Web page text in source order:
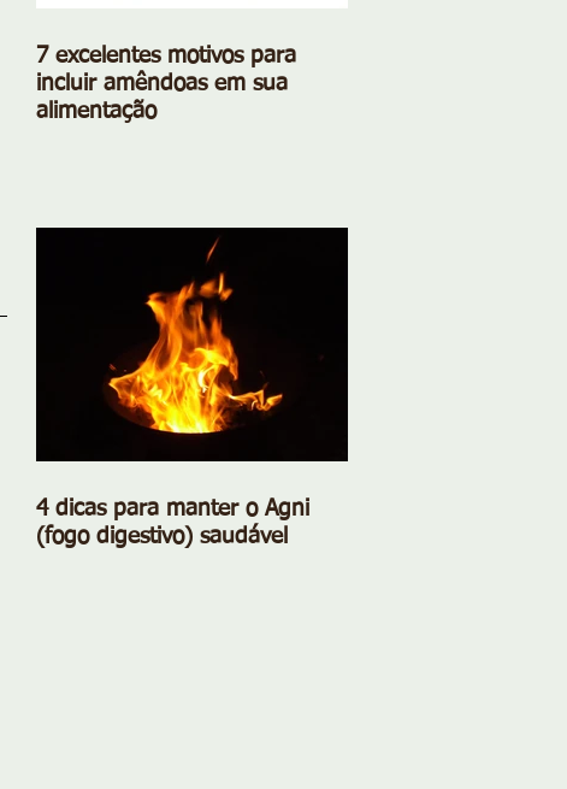
7 excelentes motivos para
incluir amêndoas em sua
alimentação
4 dicas para manter o Agni
(fogo digestivo) saudável